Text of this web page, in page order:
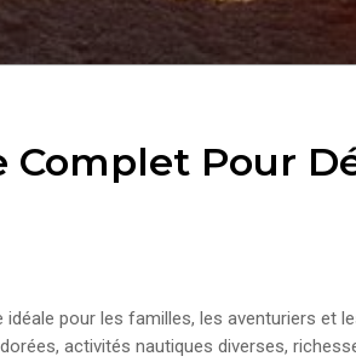
Complet Pour
pour les familles, les aventuriers et
activités nautiques diverses,